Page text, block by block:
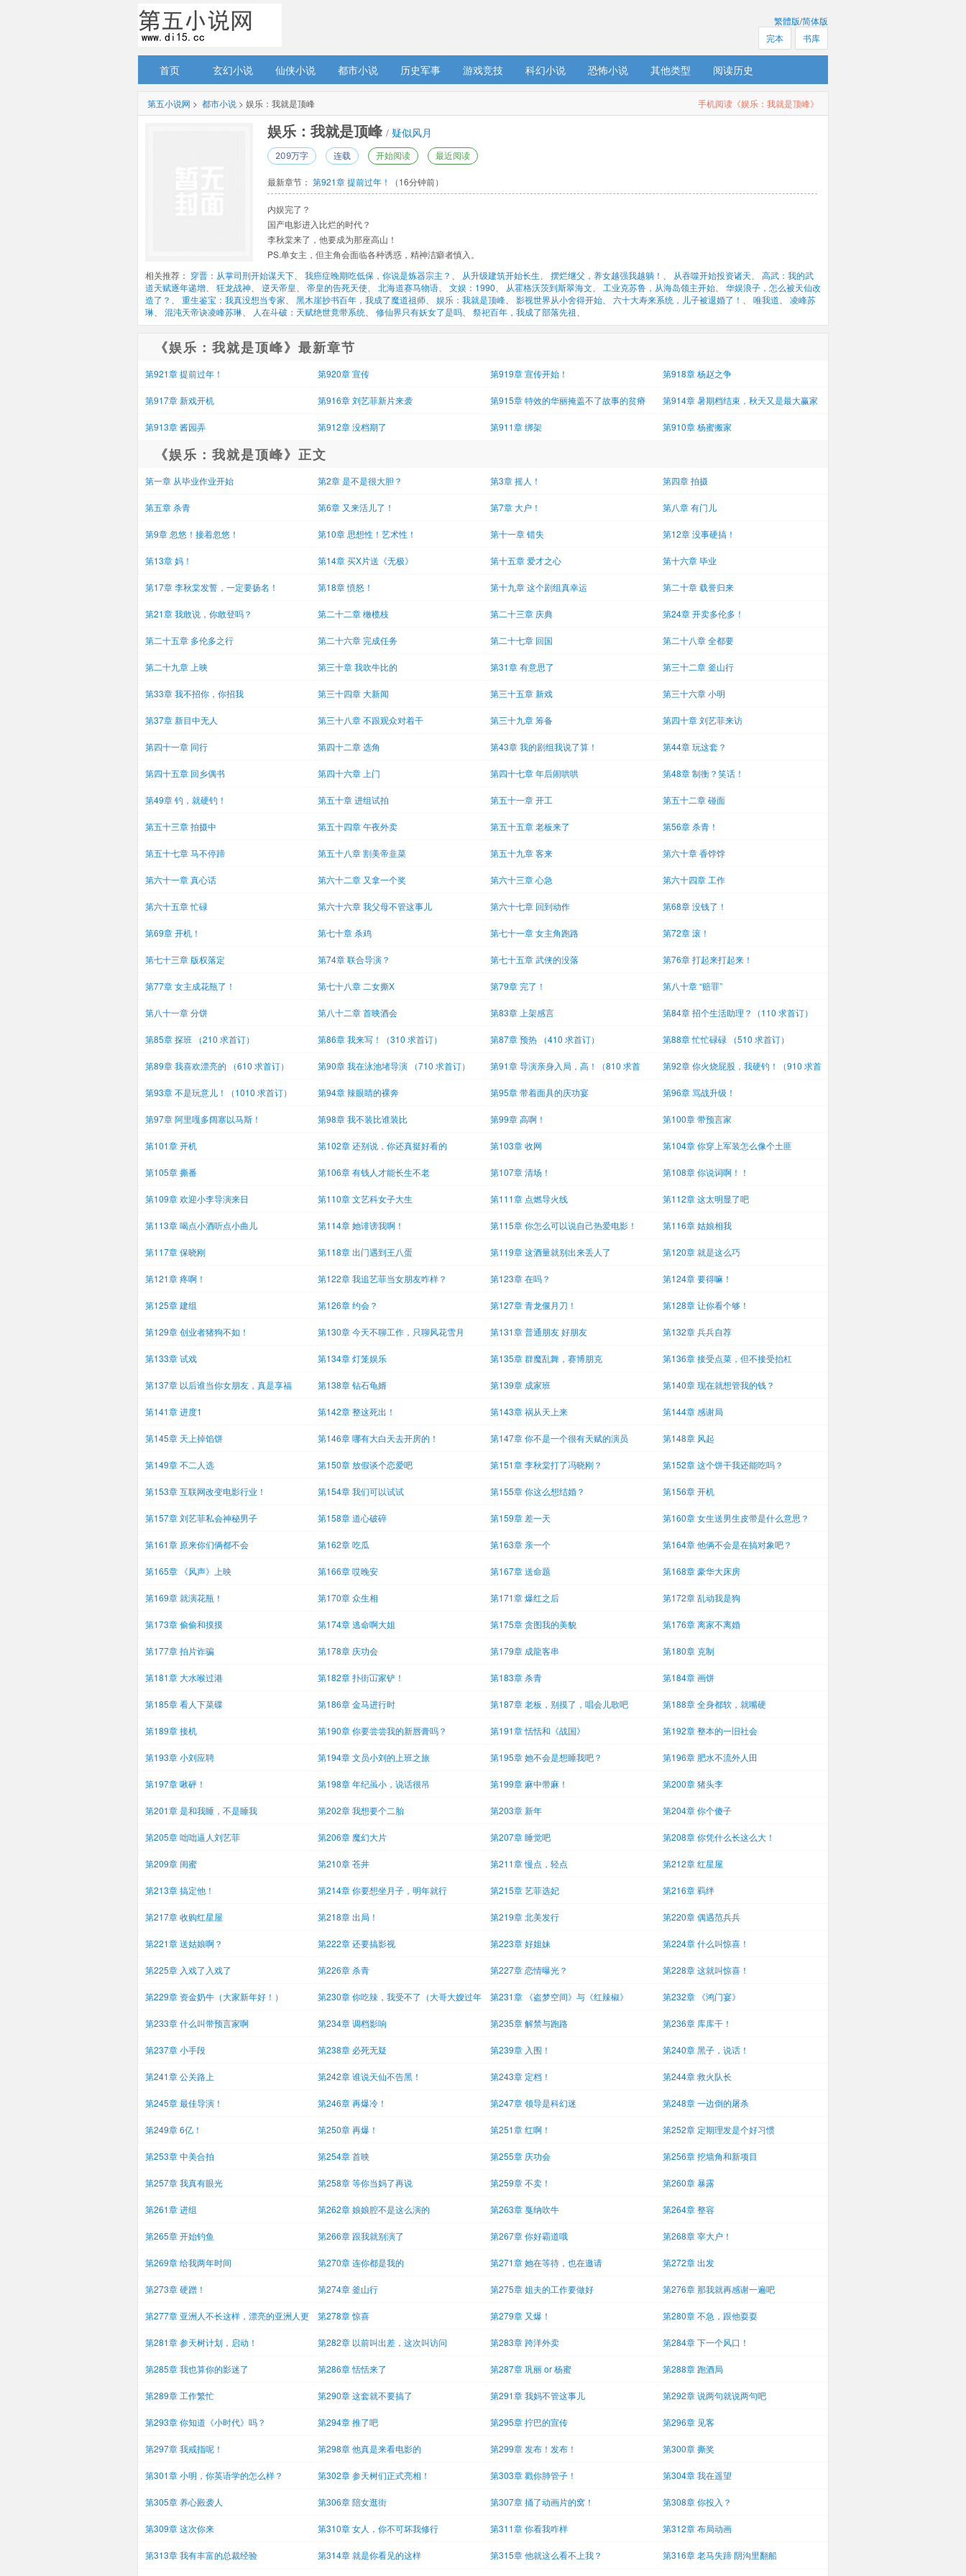
繁體版/简体版
书库
完本
首页 玄幻小说 仙侠小说 都市小说 历史军事 游戏竞技 科幻小说 恐怖小说 其他类型 阅读历史
手机阅读《娱乐：我就是顶峰》
第五小说网 > 都市小说 > 娱乐：我就是顶峰
娱乐：我就是顶峰 / 疑似风月
209万字 连载 开始阅读 最近阅读
最新章节： 第921章 提前过年！ （16分钟前）
内娱完了？
国产电影进入比烂的时代？
李秋棠来了，他要成为那座高山！
PS.单女主，但主角会面临各种诱惑，精神洁癖者慎入。
相关推荐： 穿晋：从掌司刑开始谋天下 我癌症晚期吃低保，你说是炼器宗主？ 从升级建筑开始长生 摆烂继父，养女越强我越躺！ 从吞噬开始投资诸天
高武：我的武
道天赋逐年递增
狂龙战神 逆天帝皇 帝皇的告死天使 北海道赛马物语 文娱：1990 从霍格沃茨到斯翠海文 工业克苏鲁，从海岛领主开始
华娱浪子，怎么被天仙改
造了？
重生鉴宝：我真没想当专家 黑木崖抄书百年，我成了魔道祖师 娱乐：我就是顶峰 影视世界从小舍得开始 六十大寿来系统，儿子被退婚了！ 唯我道
凌峰苏
琳
混沌天帝诀凌峰苏琳 人在斗破：天赋绝世竟带系统 修仙界只有妖女了是吗 祭祀百年，我成了部落先祖
《娱乐：我就是顶峰》最新章节
第921章 提前过年！ 第920章 宣传 第919章 宣传开始！ 第918章 杨赵之争
第917章 新戏开机 第916章 刘艺菲新片来袭 第915章 特效的华丽掩盖不了故事的贫瘠 第914章 暑期档结束，秋天又是最大赢家
第913章 酱园弄 第912章 没档期了 第911章 绑架 第910章 杨蜜搬家
《娱乐：我就是顶峰》正文
第一章 从毕业作业开始 第2章 是不是很大胆？ 第3章 摇人！ 第四章 拍摄
第五章 杀青 第6章 又来活儿了！ 第7章 大户！ 第八章 有门儿
第9章 忽悠！接着忽悠！ 第10章 思想性！艺术性！ 第十一章 错失 第12章 没事硬搞！
第13章 妈！ 第14章 买X片送《无极》 第十五章 爱才之心 第十六章 毕业
第17章 李秋棠发誓，一定要扬名！ 第18章 愤怒！ 第十九章 这个剧组真幸运 第二十章 载誉归来
第21章 我敢说，你敢登吗？ 第二十二章 橄榄枝 第二十三章 庆典 第24章 开卖多伦多！
第二十五章 多伦多之行 第二十六章 完成任务 第二十七章 回国 第二十八章 全都要
第二十九章 上映 第三十章 我吹牛比的 第31章 有意思了 第三十二章 釜山行
第33章 我不招你，你招我 第三十四章 大新闻 第三十五章 新戏 第三十六章 小明
第37章 新目中无人 第三十八章 不跟观众对着干 第三十九章 筹备 第四十章 刘艺菲来访
第四十一章 同行 第四十二章 选角 第43章 我的剧组我说了算！ 第44章 玩这套？
第四十五章 回乡偶书 第四十六章 上门 第四十七章 年后闹哄哄 第48章 制衡？笑话！
第49章 钓，就硬钓！ 第五十章 进组试拍 第五十一章 开工 第五十二章 碰面
第五十三章 拍摄中 第五十四章 午夜外卖 第五十五章 老板来了 第56章 杀青！
第五十七章 马不停蹄 第五十八章 割美帝韭菜 第五十九章 客来 第六十章 香饽饽
第六十一章 真心话 第六十二章 又拿一个奖 第六十三章 心急 第六十四章 工作
第六十五章 忙碌 第六十六章 我父母不管这事儿 第六十七章 回到动作 第68章 没钱了！
第69章 开机！ 第七十章 杀鸡 第七十一章 女主角跑路 第72章 滚！
第七十三章 版权落定 第74章 联合导演？ 第七十五章 武侠的没落 第76章 打起来打起来！
第77章 女主成花瓶了！ 第七十八章 二女撕X 第79章 完了！ 第八十章 “赔罪”
第八十一章 分饼 第八十二章 首映酒会 第83章 上架感言 第84章 招个生活助理？（110 求首订）
第85章 探班 （210 求首订） 第86章 我来写！（310 求首订） 第87章 预热 （410 求首订） 第88章 忙忙碌碌 （510 求首订）
第89章 我喜欢漂亮的 （610 求首订） 第90章 我在泳池堵导演 （710 求首订）
第91章 导演亲身入局，高！（810 求首
订）
第92章 你火烧屁股，我硬钓！（910 求首
订）
第93章 不是玩意儿！（1010 求首订） 第94章 辣眼睛的裸奔 第95章 带着面具的庆功宴 第96章 骂战升级！
第97章 阿里嘎多阔塞以马斯！ 第98章 我不装比谁装比 第99章 高啊！ 第100章 带预言家
第101章 开机 第102章 还别说，你还真挺好看的 第103章 收网 第104章 你穿上军装怎么像个土匪
第105章 撕番 第106章 有钱人才能长生不老 第107章 清场！ 第108章 你说词啊！！
第109章 欢迎小李导演来日 第110章 文艺科女子大生 第111章 点燃导火线 第112章 这太明显了吧
第113章 喝点小酒听点小曲儿 第114章 她诽谤我啊！ 第115章 你怎么可以说自己热爱电影！ 第116章 姑娘相我
第117章 保晓刚 第118章 出门遇到王八蛋 第119章 这酒量就别出来丢人了 第120章 就是这么巧
第121章 疼啊！ 第122章 我追艺菲当女朋友咋样？ 第123章 在吗？ 第124章 要得嘛！
第125章 建组 第126章 约会？ 第127章 青龙偃月刀！ 第128章 让你看个够！
第129章 创业者猪狗不如！ 第130章 今天不聊工作，只聊风花雪月 第131章 普通朋友 好朋友 第132章 兵兵自荐
第133章 试戏 第134章 灯笼娱乐 第135章 群魔乱舞，赛博朋克 第136章 接受点菜，但不接受抬杠
第137章 以后谁当你女朋友，真是享福 第138章 钻石龟婿 第139章 成家班 第140章 现在就想管我的钱？
第141章 进度1 第142章 整这死出！ 第143章 祸从天上来 第144章 感谢局
第145章 天上掉馅饼 第146章 哪有大白天去开房的！ 第147章 你不是一个很有天赋的演员 第148章 风起
第149章 不二人选 第150章 放假谈个恋爱吧 第151章 李秋棠打了冯晓刚？ 第152章 这个饼干我还能吃吗？
第153章 互联网改变电影行业！ 第154章 我们可以试试 第155章 你这么想结婚？ 第156章 开机
第157章 刘艺菲私会神秘男子 第158章 道心破碎 第159章 差一天 第160章 女生送男生皮带是什么意思？
第161章 原来你们俩都不会 第162章 吃瓜 第163章 亲一个 第164章 他俩不会是在搞对象吧？
第165章 《风声》上映 第166章 哎晚安 第167章 送命题 第168章 豪华大床房
第169章 就演花瓶！ 第170章 众生相 第171章 爆红之后 第172章 乱动我是狗
第173章 偷偷和摸摸 第174章 逃命啊大姐 第175章 贪图我的美貌 第176章 离家不离婚
第177章 拍片诈骗 第178章 庆功会 第179章 成龍客串 第180章 克制
第181章 大水喉过港 第182章 扑街冚家铲！ 第183章 杀青 第184章 画饼
第185章 看人下菜碟 第186章 金马进行时 第187章 老板，别摸了，唱会儿歌吧 第188章 全身都软，就嘴硬
第189章 接机 第190章 你要尝尝我的新唇膏吗？ 第191章 恬恬和《战国》 第192章 整本的一旧社会
第193章 小刘应聘 第194章 文员小刘的上班之旅 第195章 她不会是想睡我吧？ 第196章 肥水不流外人田
第197章 啾砰！ 第198章 年纪虽小，说话很吊 第199章 麻中带麻！ 第200章 猪头李
第201章 是和我睡，不是睡我 第202章 我想要个二胎 第203章 新年 第204章 你个傻子
第205章 咄咄逼人刘艺菲 第206章 魔幻大片 第207章 睡觉吧 第208章 你凭什么长这么大！
第209章 闺蜜 第210章 苍井 第211章 慢点，轻点 第212章 红星屋
第213章 搞定他！ 第214章 你要想坐月子，明年就行 第215章 艺菲选妃 第216章 羁绊
第217章 收购红星屋 第218章 出局！ 第219章 北美发行 第220章 偶遇范兵兵
第221章 送姑娘啊？ 第222章 还要搞影视 第223章 好姐妹 第224章 什么叫惊喜！
第225章 入戏了入戏了 第226章 杀青 第227章 恋情曝光？ 第228章 这就叫惊喜！
第229章 资金奶牛（大家新年好！）
第230章 你吃辣，我受不了（大哥大嫂过年
第231章 《盗梦空间》与《红辣椒》 第232章 《鸿门宴》
第233章 什么叫带预言家啊 第234章 调档影响 第235章 解禁与跑路 第236章 库库干！
第237章 小手段 第238章 必死无疑 第239章 入围！ 第240章 黑子，说话！
第241章 公关路上 第242章 谁说天仙不告黑！ 第243章 定档！ 第244章 救火队长
第245章 最佳导演！ 第246章 再爆冷！ 第247章 领导是科幻迷 第248章 一边倒的屠杀
第249章 6亿！ 第250章 再爆！ 第251章 红啊！ 第252章 定期理发是个好习惯
第253章 中美合拍 第254章 首映 第255章 庆功会 第256章 挖墙角和新项目
第257章 我真有眼光 第258章 等你当妈了再说 第259章 不卖！ 第260章 暴露
第261章 进组 第262章 娘娘腔不是这么演的 第263章 戛纳吹牛 第264章 整容
第265章 开始钓鱼 第266章 跟我就别演了 第267章 你好霸道哦 第268章 宰大户！
第269章 给我两年时间 第270章 连你都是我的 第271章 她在等待，也在邀请 第272章 出发
第273章 硬蹭！ 第274章 釜山行 第275章 姐夫的工作要做好 第276章 那我就再感谢一遍吧
第277章 亚洲人不长这样，漂亮的亚洲人更
第278章 惊喜 第279章 又爆！ 第280章 不急，跟他耍耍
第281章 参天树计划，启动！ 第282章 以前叫出差，这次叫访问 第283章 跨洋外卖 第284章 下一个风口！
第285章 我也算你的影迷了 第286章 恬恬来了 第287章 巩丽 or 杨蜜 第288章 跑酒局
第289章 工作繁忙 第290章 这套就不要搞了 第291章 我妈不管这事儿 第292章 说两句就说两句吧
第293章 你知道《小时代》吗？ 第294章 推了吧 第295章 拧巴的宣传 第296章 见客
第297章 我戒指呢！ 第298章 他真是来看电影的 第299章 发布！发布！ 第300章 撕奖
第301章 小明，你英语学的怎么样？ 第302章 参天树们正式亮相！ 第303章 戳你肺管子！ 第304章 我在遥望
第305章 养心殿袭人 第306章 陪女逛街 第307章 捅了动画片的窝！ 第308章 你投入？
第309章 这次你来 第310章 女人，你不可坏我修行 第311章 你看我咋样 第312章 布局动画
第313章 我有丰富的总裁经验 第314章 就是你看见的这样 第315章 他就这么看不上我？ 第316章 老马失蹄 阴沟里翻船